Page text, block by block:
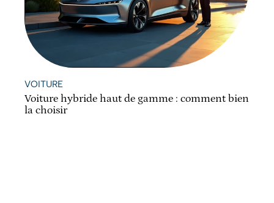
VOITURE
Voiture hybride haut de gamme : comment bien
la choisir